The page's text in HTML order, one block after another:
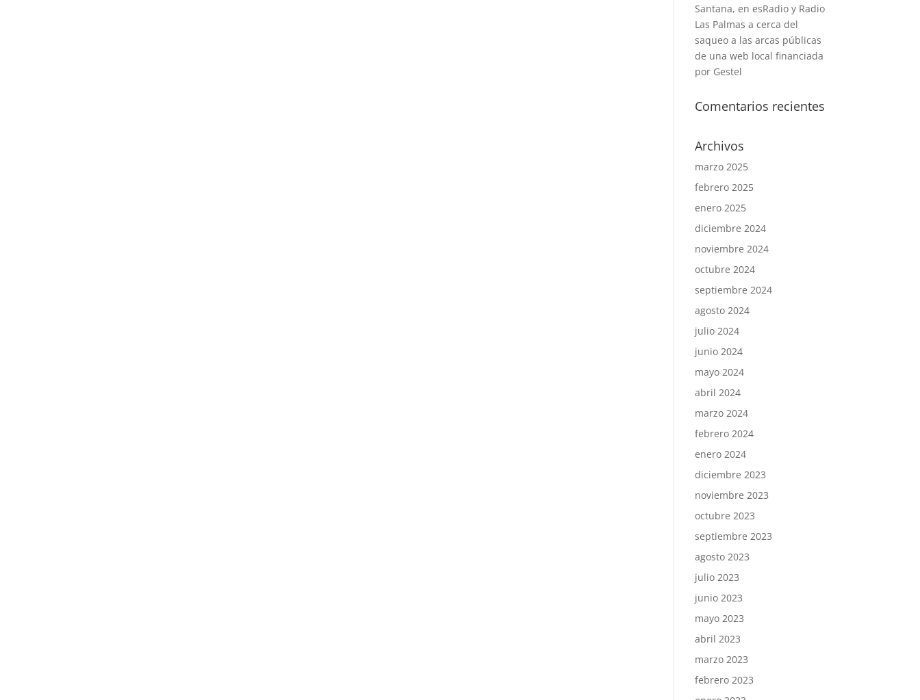
Santana, en esRadio y Radio
Las Palmas a cerca del
saqueo a las arcas públicas
de una web local financiada
por Gestel
Comentarios recientes
Archivos
marzo 2025
febrero 2025
enero 2025
diciembre 2024
noviembre 2024
octubre 2024
septiembre 2024
agosto 2024
julio 2024
junio 2024
mayo 2024
abril 2024
marzo 2024
febrero 2024
enero 2024
diciembre 2023
noviembre 2023
octubre 2023
septiembre 2023
agosto 2023
julio 2023
junio 2023
mayo 2023
abril 2023
marzo 2023
febrero 2023